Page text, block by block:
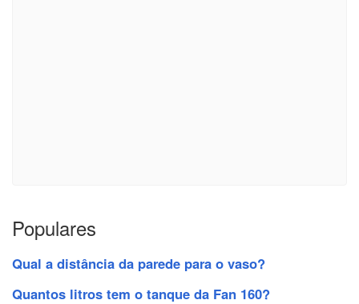
Populares
Qual a distância da parede para o vaso?
Quantos litros tem o tanque da Fan 160?